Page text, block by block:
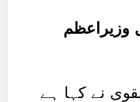
وزیراعظم
نے کہا ہے